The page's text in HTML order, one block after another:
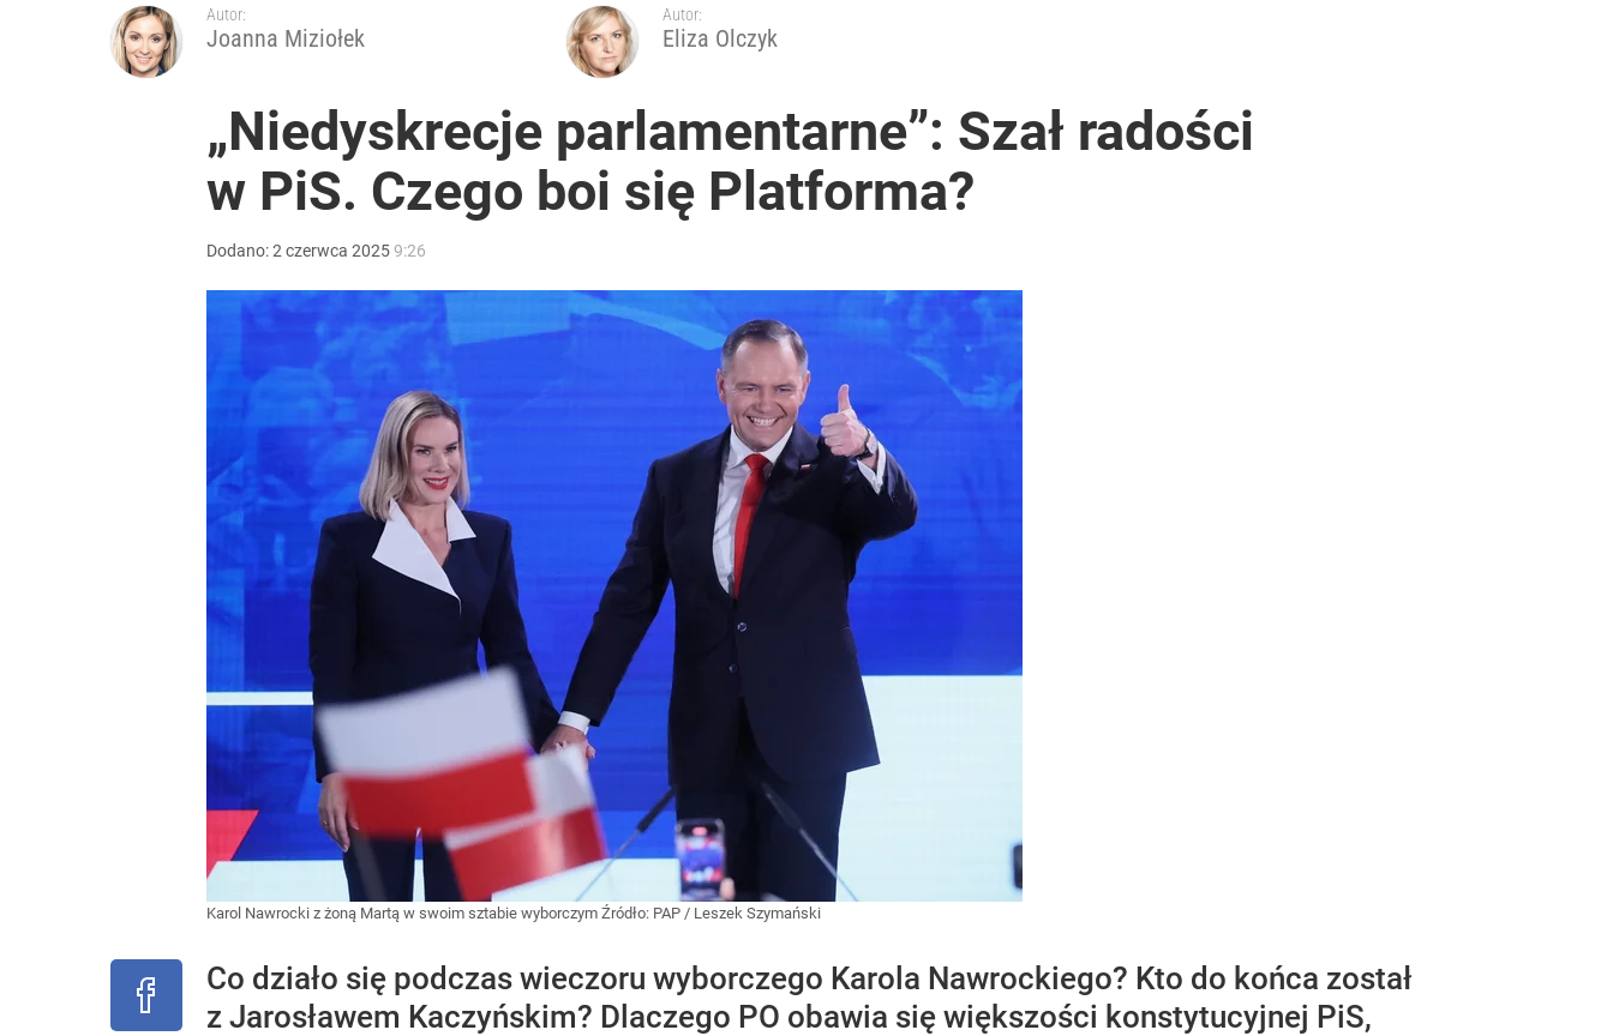
dodaj
Tego sondażu premier nie może zlekceważyć. Polacy o przywróceniu CPN
Autor:
Joanna Miziołek
Autor:
Eliza Olczyk
„Niedyskrecje parlamentarne”: Szał radości
w PiS. Czego boi się Platforma?
Dodano:2 czerwca 20259:26
Karol Nawrocki z żoną Martą w swoim sztabie wyborczym Źródło: PAP / Leszek Szymański
Co działo się podczas wieczoru wyborczego Karola Nawrockiego? Kto do końca został
z Jarosławem Kaczyńskim? Dlaczego PO obawia się większości konstytucyjnej PiS,